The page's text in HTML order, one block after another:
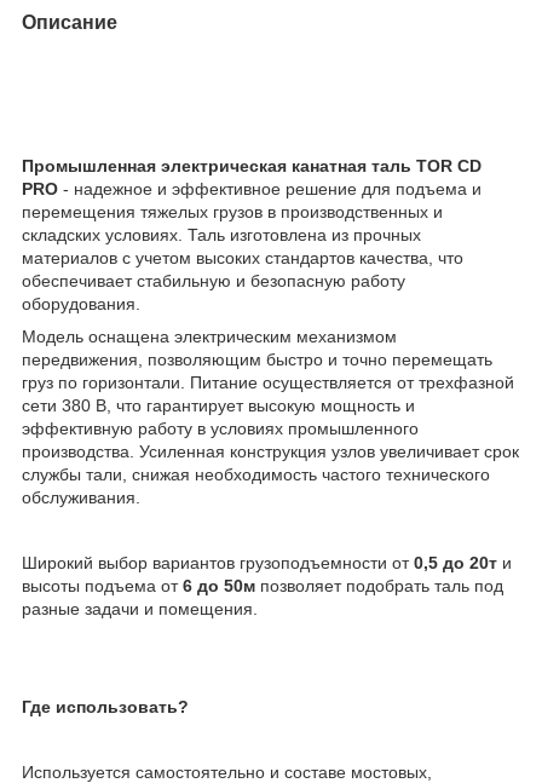
Описание
Промышленная электрическая канатная таль TOR CD
PRO - надежное и эффективное решение для подъема и
перемещения тяжелых грузов в производственных и
складских условиях. Таль изготовлена из прочных
материалов с учетом высоких стандартов качества, что
обеспечивает стабильную и безопасную работу
оборудования.
Модель оснащена электрическим механизмом
передвижения, позволяющим быстро и точно перемещать
груз по горизонтали. Питание осуществляется от трехфазной
сети 380 В, что гарантирует высокую мощность и
эффективную работу в условиях промышленного
производства. Усиленная конструкция узлов увеличивает срок
службы тали, снижая необходимость частого технического
обслуживания.
Широкий выбор вариантов грузоподъемности от0,5 до 20т и
высоты подъема от6 до 50м позволяет подобрать таль под
разные задачи и помещения.
Где использовать?
Используется самостоятельно и составе мостовых,